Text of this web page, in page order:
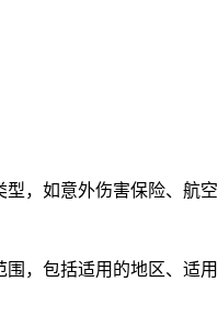
，如意外伤害保险、航空
，包括适用的地区、适用